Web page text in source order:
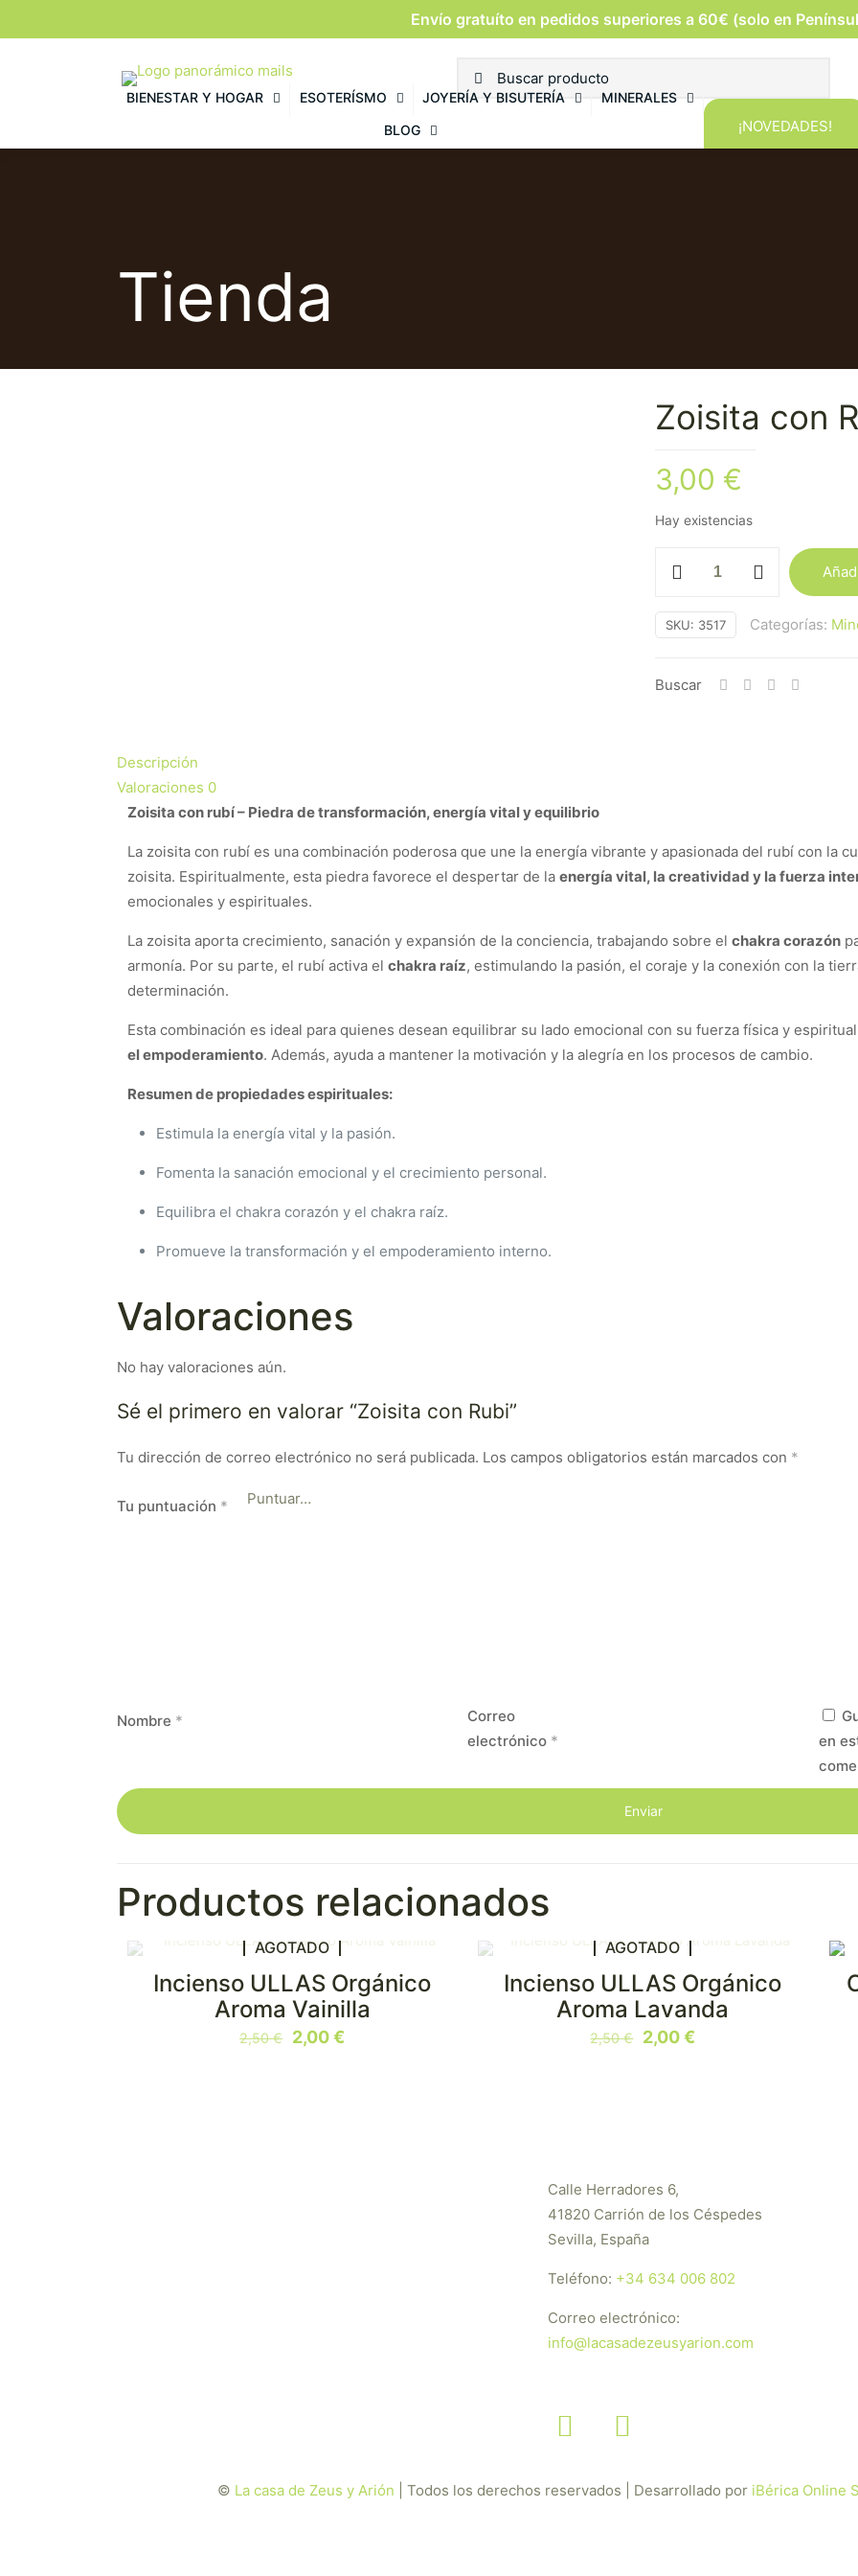
Envío gratuíto en pedidos superiores a 60€ (solo en
BIENESTAR Y HOGAR ESOTERÍSMO JOYERÍA Y BISUTERÍA
MINERALES
BLOG
¡NOVEDADES!
Tienda
Zoisita con
3,00 €
Hay existencias
con
Rubi
cantidad
SKU: 3517 Categorías:
Buscar
Descripción
Valoraciones 0
Zoisita con rubí – Piedra de transformación, energía vital y equilibrio
La zoisita con rubí es una combinación poderosa que une la energía vibrante y apasionada del rubí con la
zoisita. Espiritualmente, esta piedra favorece el despertar de la energía vital, la creatividad y la fuerza
emocionales y espirituales.
La zoisita aporta crecimiento, sanación y expansión de la conciencia, trabajando sobre el chakra corazón
armonía. Por su parte, el rubí activa el chakra raíz, estimulando la pasión, el coraje y la conexión con la
determinación.
Esta combinación es ideal para quienes desean equilibrar su lado emocional con su fuerza física y
el empoderamiento. Además, ayuda a mantener la motivación y la alegría en los procesos de cambio.
Resumen de propiedades espirituales:
Estimula la energía vital y la pasión.
Fomenta la sanación emocional y el crecimiento personal.
Equilibra el chakra corazón y el chakra raíz.
Promueve la transformación y el empoderamiento interno.
Valoraciones
No hay valoraciones aún.
Sé el primero en valorar “Zoisita con Rubi”
Tu dirección de correo electrónico no será publicada. Los campos obligatorios están marcados con *
Tu puntuación *
Nombre *
Correo
electrónico *
en
Productos relacionados
EN OFERTA
AGOTADO
Incienso ULLAS Orgánico
Aroma Vainilla
2,50€
El
2,00€
EN OFERTA
AGOTADO
Incienso ULLAS Orgánico
Aroma Lavanda
2,50€
El
2,00€
Calle Herradores 6,
41820 Carrión de los Céspedes
Sevilla, España
Teléfono: +34 634 006 802
Correo electrónico:
info@lacasadezeusyarion.com
© La casa de Zeus y Arión | Todos los derechos reservados | Desarrollado por iBérica Online